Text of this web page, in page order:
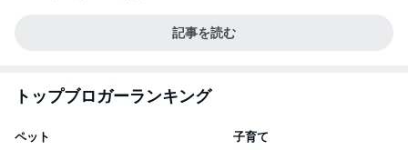
記事を読む
トップブロガーランキング
ペット 子育て